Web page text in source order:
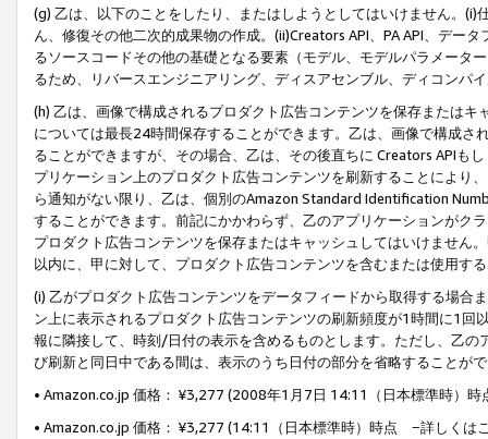
(g) 乙は、以下のことをしたり、またはしようとしてはいけません。
ん、修復その他二次的成果物の作成。(ii)Creators API、PA API、デー
るソースコードその他の基礎となる要素（モデル、モデルパラメータ
るため、リバースエンジニアリング、ディスアセンブル、ディコンパ
(h) 乙は、画像で構成されるプロダクト広告コンテンツを保存または
については最長24時間保存することができます。乙は、画像で構成
ることができますが、その場合、乙は、その後直ちに Creators APIも
プリケーション上のプロダクト広告コンテンツを刷新することにより
ら通知がない限り、乙は、個別のAmazon Standard Identification
することができます。前記にかかわらず、乙のアプリケーションがク
プロダクト広告コンテンツを保存またはキャッシュしてはいけません
以内に、甲に対して、プロダクト広告コンテンツを含むまたは使用す
(i) 乙がプロダクト広告コンテンツをデータフィードから取得する場合
ン上に表示されるプロダクト広告コンテンツの刷新頻度が1時間に1
報に隣接して、時刻/日付の表示を含めるものとします。ただし、乙
び刷新と同日中である間は、表示のうち日付の部分を省略することが
• Amazon.co.jp 価格： ¥3,277 (2008年1月7日 14:11（日本標準時）
• Amazon.co.jp 価格： ¥3,277 (14:11（日本標準時）時点 −詳しくは